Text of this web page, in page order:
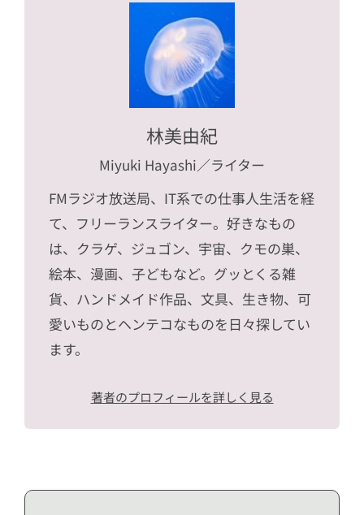
林美由紀
Miyuki Hayashi／ライター
FMラジオ放送局、IT系での仕事人生活を経
て、フリーランスライター。好きなもの
は、クラゲ、ジュゴン、宇宙、クモの巣、
絵本、漫画、子どもなど。グッとくる雑
貨、ハンドメイド作品、文具、生き物、可
愛いものとヘンテコなものを日々探してい
ます。
著者のプロフィールを詳しく見る